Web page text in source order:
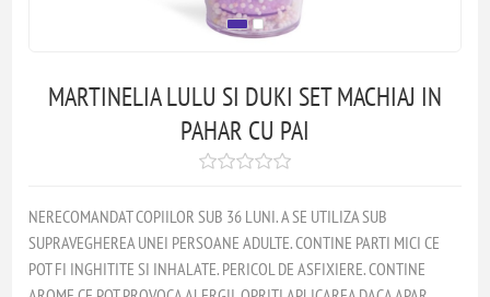
MARTINELIA LULU SI DUKI SET MACHIAJ IN
PAHAR CU PAI
NERECOMANDAT COPIILOR SUB 36 LUNI. A SE UTILIZA SUB
SUPRAVEGHEREA UNEI PERSOANE ADULTE. CONTINE PARTI MICI CE
POT FI INGHITITE SI INHALATE. PERICOL DE ASFIXIERE. CONTINE